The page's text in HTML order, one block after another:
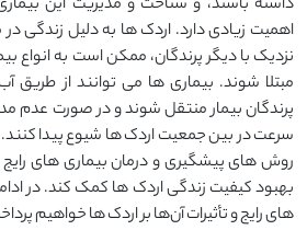
داشته باشند، و شناخت و مدیریت این
اهمیت زیادی دارد. اردک ‌ها به دلیل
نزدیک با دیگر پرندگان، ممکن است به انواع
مبتلا شوند. بیماری ‌ها می ‌توانند از طریق
پرندگان بیمار منتقل شوند و در صورت عدم
سرعت در بین جمعیت اردک ‌ها شیوع پیدا کنند.
روش ‌های پیشگیری و درمان بیماری ‌های
بهبود کیفیت زندگی اردک‌ ها کمک کند. در
‌های رایج و تأثیرات آن‌ها بر اردک‌ ها خواهیم